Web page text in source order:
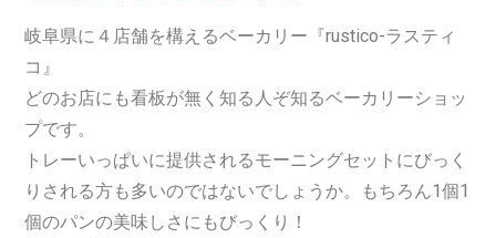
岐阜県に４店舗を構えるベーカリー『rustico-ラスティ
コ』
どのお店にも看板が無く知る人ぞ知るベーカリーショッ
プです。
トレーいっぱいに提供されるモーニングセットにびっく
りされる方も多いのではないでしょうか。もちろん1個1
個のパンの美味しさにもびっくり！